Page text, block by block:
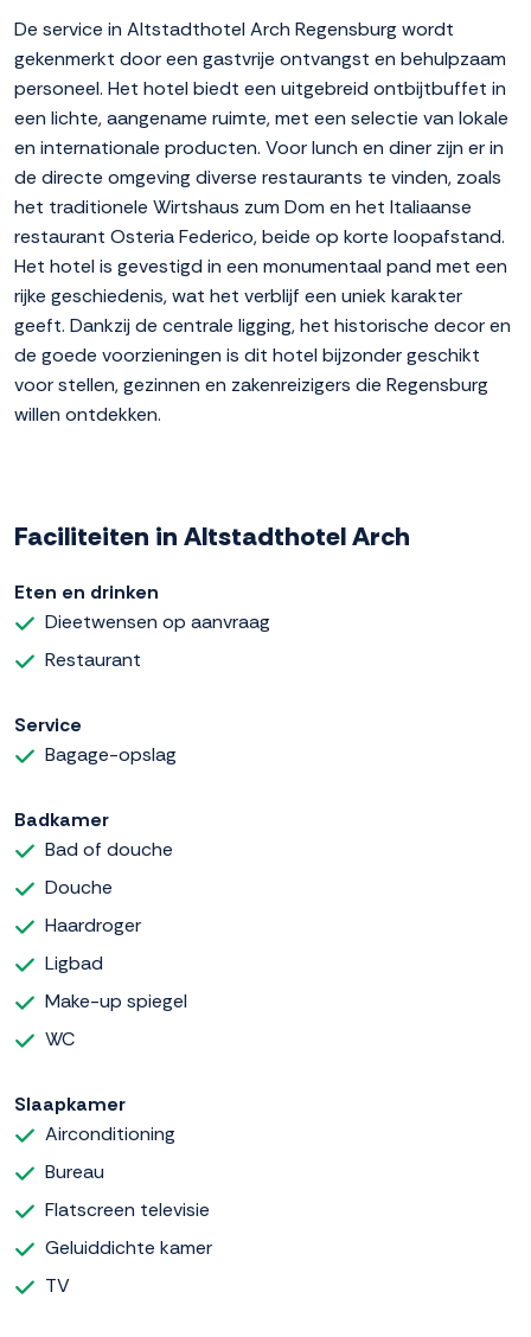
De service in Altstadthotel Arch Regensburg wordt
gekenmerkt door een gastvrije ontvangst en behulpzaam
personeel. Het hotel biedt een uitgebreid ontbijtbuffet in
een lichte, aangename ruimte, met een selectie van lokale
en internationale producten. Voor lunch en diner zijn er in
de directe omgeving diverse restaurants te vinden, zoals
het traditionele Wirtshaus zum Dom en het Italiaanse
restaurant Osteria Federico, beide op korte loopafstand.
Het hotel is gevestigd in een monumentaal pand met een
rijke geschiedenis, wat het verblijf een uniek karakter
geeft. Dankzij de centrale ligging, het historische decor en
de goede voorzieningen is dit hotel bijzonder geschikt
voor stellen, gezinnen en zakenreizigers die Regensburg
willen ontdekken.
Faciliteiten in Altstadthotel Arch
Eten en drinken
Dieetwensen op aanvraag
Restaurant
Service
Bagage-opslag
Badkamer
Bad of douche
Douche
Haardroger
Ligbad
Make-up spiegel
WC
Slaapkamer
Airconditioning
Bureau
Flatscreen televisie
Geluiddichte kamer
TV